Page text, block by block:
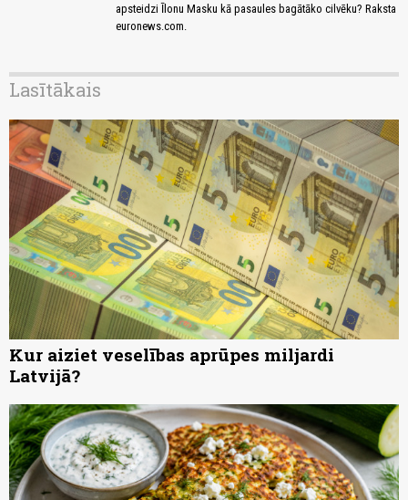
apsteidzi Īlonu Masku kā pasaules bagātāko cilvēku? Raksta
euronews.com.
Lasītākais
Kur aiziet veselības aprūpes miljardi
Latvijā?